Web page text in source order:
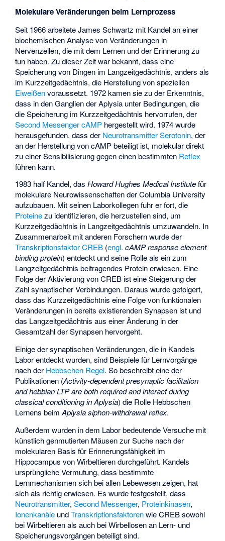
Molekulare Veränderungen beim Lernprozess
Seit 1966 arbeitete James Schwartz mit Kandel an einer
biochemischen Analyse von Veränderungen in
Nervenzellen, die mit dem Lernen und der Erinnerung zu
tun haben. Zu dieser Zeit war bekannt, dass eine
Speicherung von Dingen im Langzeitgedächtnis, anders als
im Kurzzeitgedächtnis, die Herstellung von speziellen
Eiweißenvoraussetzt. 1972 kamen sie zu der Erkenntnis,
dass in den Ganglien der Aplysia unter Bedingungen, die
die Speicherung im Kurzzeitgedächtnis hervorrufen, der
Second Messenger cAMP hergestellt wird. 1974 wurde
herausgefunden, dass der Neurotransmitter Serotonin, der
an der Herstellung von cAMP beteiligt ist, molekular direkt
zu einer Sensibilisierung gegen einen bestimmten Reflex
führen kann.
1983 half Kandel, dasHoward Hughes Medical Institutefür
molekulare Neurowissenschaften der Columbia University
aufzubauen. Mit seinen Laborkollegen fuhr er fort, die
Proteinezu identifizieren, die herzustellen sind, um
Kurzzeitgedächtnis in Langzeitgedächtnis umzuwandeln. In
Zusammenarbeit mit anderen Forschern wurde der
Transkriptionsfaktor CREB (engl. cAMP response element
binding protein) entdeckt und seine Rolle als ein zum
Langzeitgedächtnis beitragendes Protein erwiesen. Eine
Folge der Aktivierung von CREB ist eine Steigerung der
Zahl synaptischer Verbindungen. Daraus wurde gefolgert,
dass das Kurzzeitgedächtnis eine Folge von funktionalen
Veränderungen in bereits existierenden Synapsen ist und
das Langzeitgedächtnis aus einer Änderung in der
Gesamtzahl der Synapsen hervorgeht.
Einige der synaptischen Veränderungen, die in Kandels
Labor entdeckt wurden, sind Beispiele für Lernvorgänge
nach der Hebbschen Regel. So beschreibt eine der
Publikationen (Activity-dependent presynaptic facilitation
and hebbian LTP are both required and interact during
classical conditioning in Aplysia) die Rolle Hebbschen
Lernens beimAplysia siphon-withdrawal reflex.
Außerdem wurden in dem Labor bedeutende Versuche mit
künstlich genmutierten Mäusen zur Suche nach der
molekularen Basis für Erinnerungsfähigkeit im
Hippocampus von Wirbeltieren durchgeführt. Kandels
ursprüngliche Vermutung, dass bestimmte
Lernmechanismen sich bei allen Lebewesen zeigen, hat
sich als richtig erwiesen. Es wurde festgestellt, dass
Neurotransmitter,Second Messenger, Proteinkinasen,
Ionenkanäle undTranskriptionsfaktorenwie CREB sowohl
bei Wirbeltieren als auch bei Wirbellosen an Lern- und
Speicherungsvorgängen beteiligt sind.